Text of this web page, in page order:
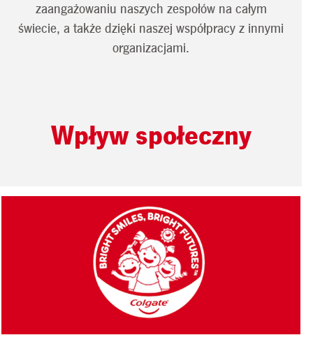
zaangażowaniu naszych zespołów na całym
świecie, a także dzięki naszej współpracy z innymi
organizacjami.
Wpływ społeczny